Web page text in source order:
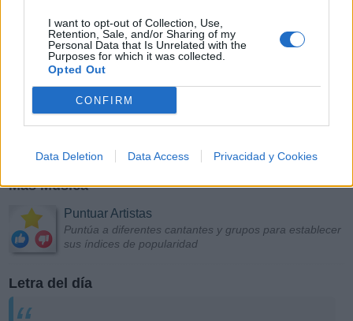
I want to opt-out of Collection, Use,
Retention, Sale, and/or Sharing of my
Personal Data that Is Unrelated with the
Purposes for which it was collected.
Opted Out
CONFIRM
Data Deletion Data Access Privacidad y Cookies
Más Música
Puntuar Artistas
Puntúa a diferentes cantantes y grupos para establecer
sus índices de popularidad
Letra del día